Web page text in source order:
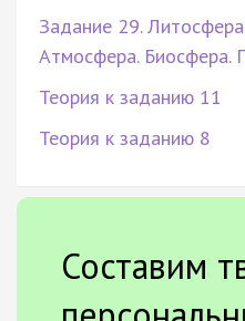
Задание 29.
Атмосфера. Биосфера.
Теория к заданию 11
Теория к заданию 8
Составим